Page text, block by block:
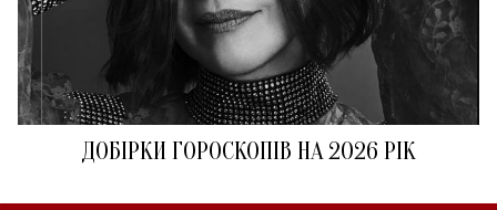
ДОБІРКИ ГОРОСКОПІВ НА 2026 РІК